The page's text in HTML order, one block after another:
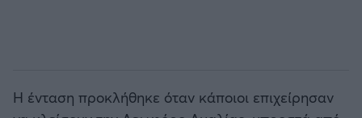
Η ένταση προκλήθηκε όταν κάποιοι επιχείρησαν